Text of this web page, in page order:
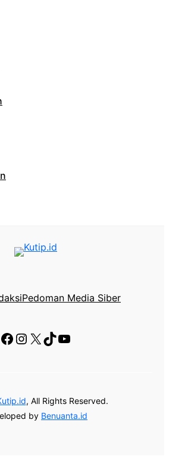
Pedoman Media Siber
Facebook
Instagram
X TikTok
YouTube
, All Rights Reserved.
by Benuanta.id